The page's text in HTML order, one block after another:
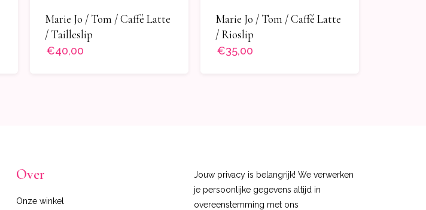
Marie Jo / Tom / Caffé Latte
/ Tailleslip
€40,00
Marie Jo / Tom / Caffé Latte
/ Rioslip
€35,00
Over
Onze winkel
Jouw privacy is belangrijk! We verwerken
je persoonlijke gegevens altijd in
overeenstemming met ons